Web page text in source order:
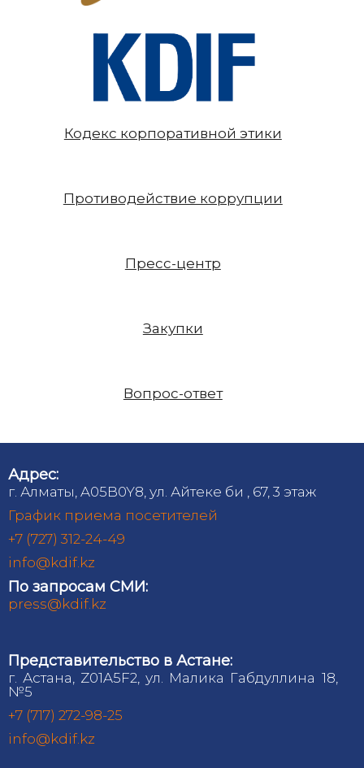
Кодекс корпоративной этики
Противодействие коррупции
Пресс-центр
Закупки
Вопрос-ответ
Адрес:
г. Алматы, A05B0Y8, ул. Айтеке би , 67, 3 этаж
График приема посетителей
+7 (727) 312-24-49
info@kdif.kz
По запросам СМИ:
press@kdif.kz
Представительство в Астане:
г. Астана, Z01A5F2, ул. Малика Габдуллина 18,
№5
+7 (717) 272-98-25
info@kdif.kz